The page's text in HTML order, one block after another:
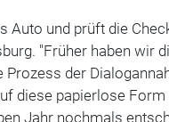
Auto und prüft die
"Früher haben wir
der
diese papierlose Form
Jahr nochmals